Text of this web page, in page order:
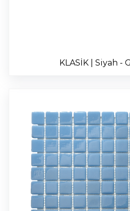
KLASİK | Siyah -